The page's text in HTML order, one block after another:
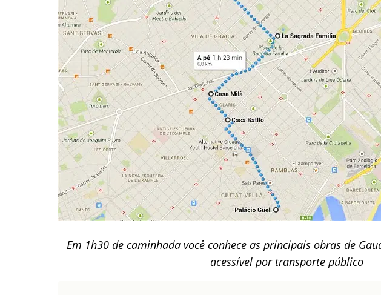
Em 1h30 de caminhada você conhece as principais obras de
acessível por transporte público